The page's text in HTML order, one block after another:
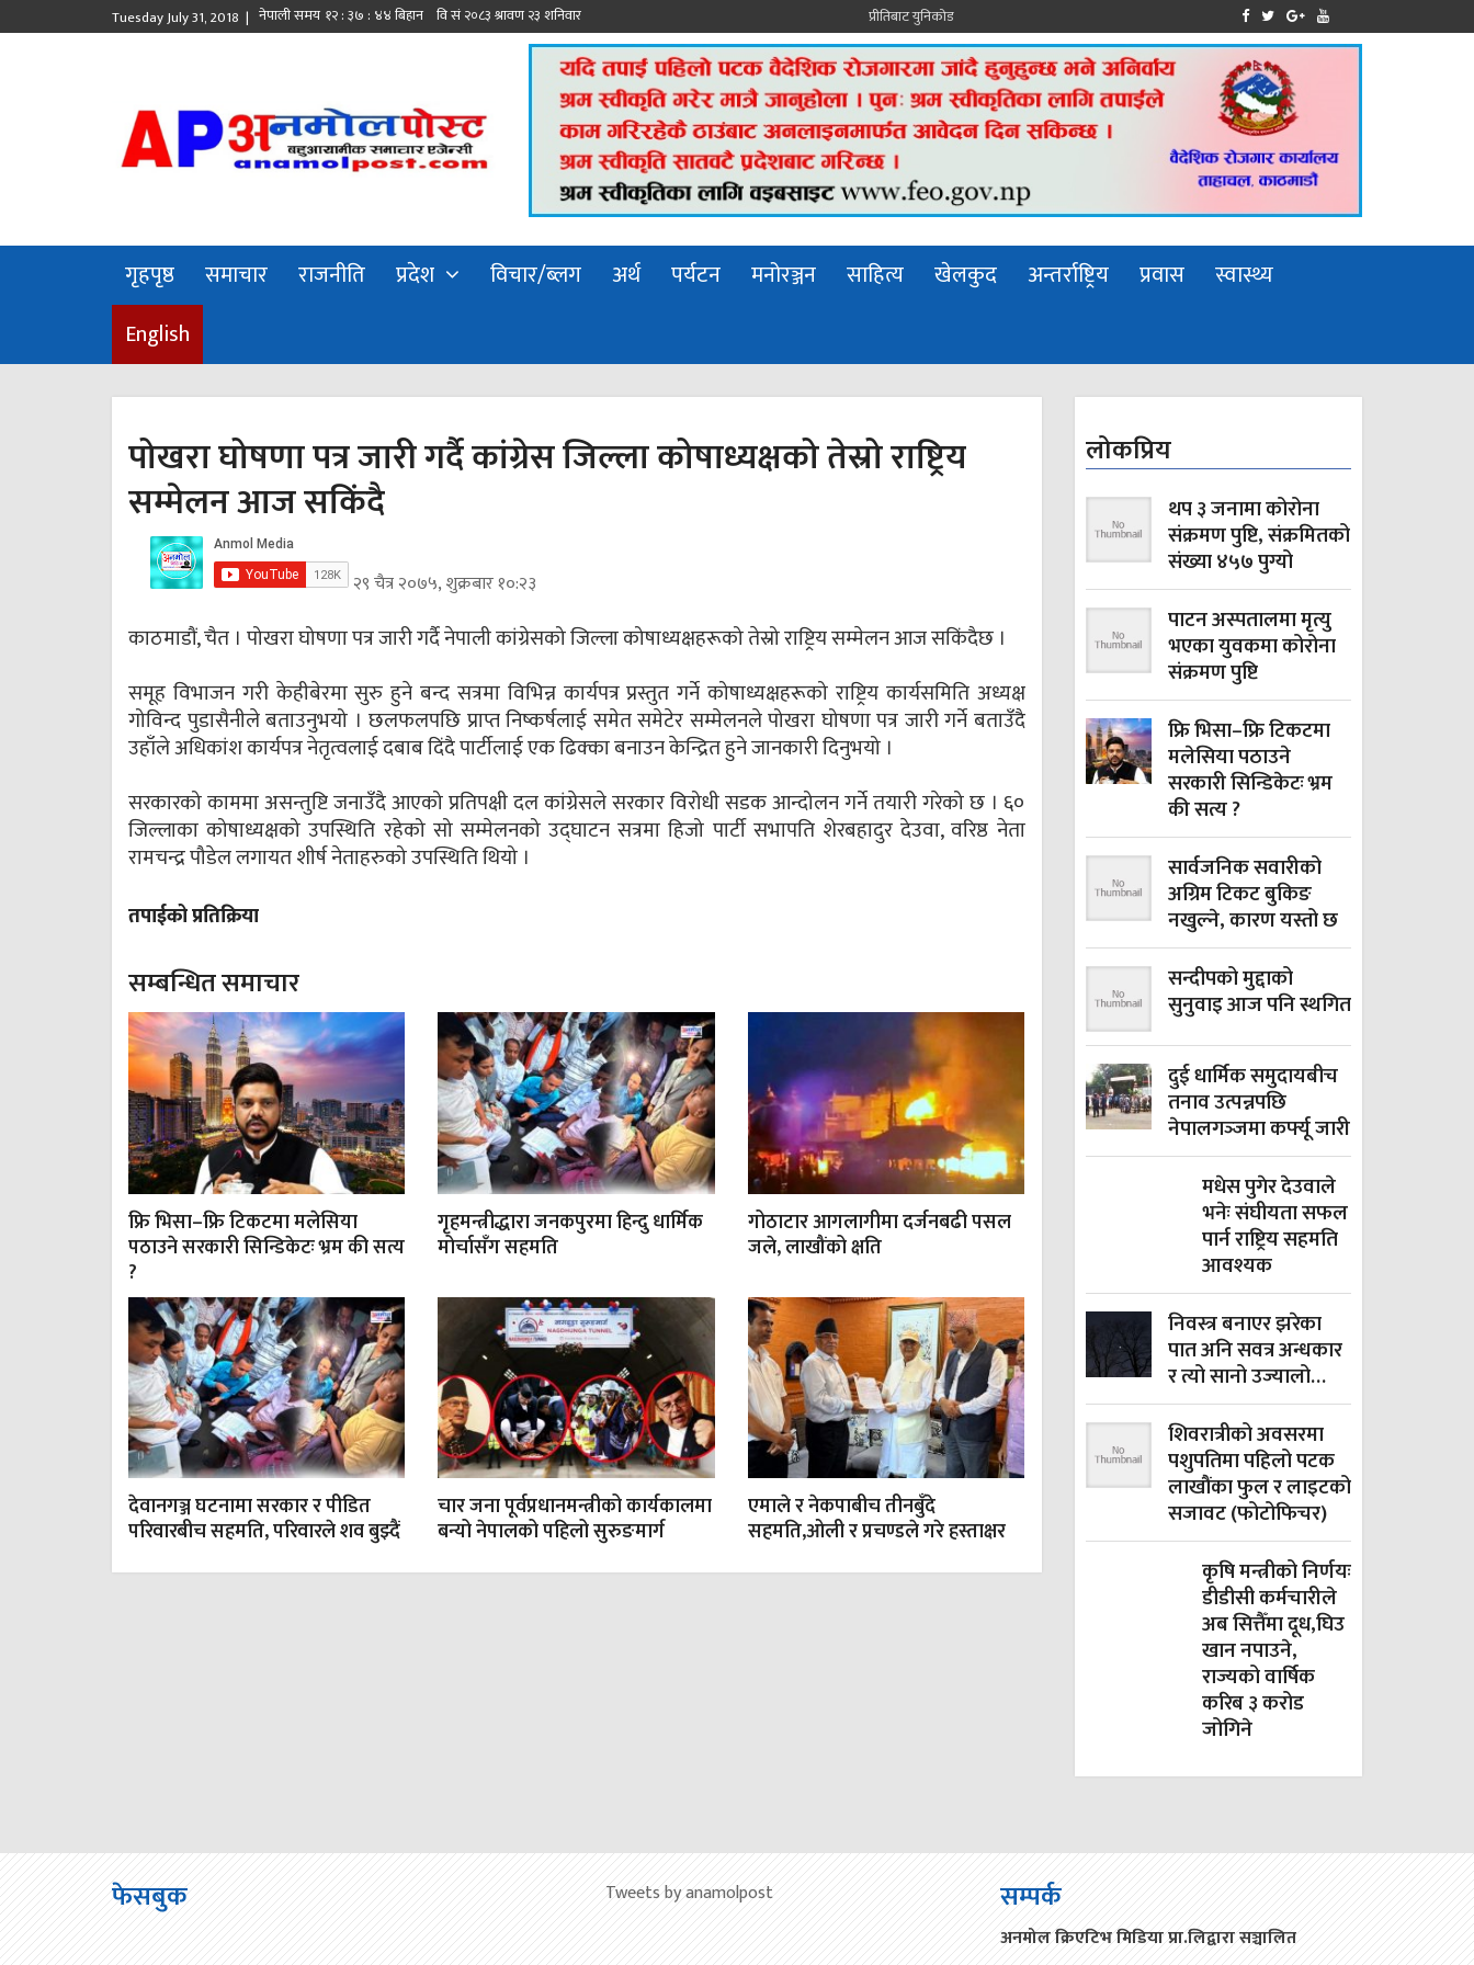
Tuesday July 31, 2018 | प्रीतिबाट युनिकोड
गृहपृष्ठ समाचार राजनीति प्रदेश विचार/ब्लग अर्थ पर्यटन मनोरञ्जन साहित्य खेलकुद अन्तर्राष्ट्रिय प्रवास
स्वास्थ्य
English
पोखरा घोषणा पत्र जारी गर्दै कांग्रेस जिल्ला कोषाध्यक्षको तेस्रो राष्ट्रिय
सम्मेलन आज सकिंदै
२९ चैत्र २०७५, शुक्रबार १०:२३
काठमाडौं, चैत । पोखरा घोषणा पत्र जारी गर्दै नेपाली कांग्रेसको जिल्ला कोषाध्यक्षहरूको तेस्रो राष्ट्रिय सम्मेलन आज सकिंदैछ ।
समूह विभाजन गरी केहीबेरमा सुरु हुने बन्द सत्रमा विभिन्न कार्यपत्र प्रस्तुत गर्ने कोषाध्यक्षहरूको राष्ट्रिय कार्यसमिति अध्यक्ष
गोविन्द पुडासैनीले बताउनुभयो । छलफलपछि प्राप्त निष्कर्षलाई समेत समेटेर सम्मेलनले पोखरा घोषणा पत्र जारी गर्ने बताउँदै
उहाँले अधिकांश कार्यपत्र नेतृत्वलाई दबाब दिंदै पार्टीलाई एक ढिक्का बनाउन केन्द्रित हुने जानकारी दिनुभयो ।
सरकारको काममा असन्तुष्टि जनाउँदै आएको प्रतिपक्षी दल कांग्रेसले सरकार विरोधी सडक आन्दोलन गर्ने तयारी गरेको छ । ६०
जिल्लाका कोषाध्यक्षको उपस्थिति रहेको सो सम्मेलनको उद्घाटन सत्रमा हिजो पार्टी सभापति शेरबहादुर देउवा, वरिष्ठ नेता
रामचन्द्र पौडेल लगायत शीर्ष नेताहरुको उपस्थिति थियो ।
तपाईको प्रतिक्रिया
सम्बन्धित समाचार
फ्रि भिसा–फ्रि टिकटमा मलेसिया
पठाउने सरकारी सिन्डिकेटः भ्रम की सत्य
?
गृहमन्त्रीद्धारा जनकपुरमा हिन्दु धार्मिक
मोर्चासँग सहमति
गोठाटार आगलागीमा दर्जनबढी पसल
जले, लाखौंको क्षति
देवानगञ्ज घटनामा सरकार र पीडित
परिवारबीच सहमति, परिवारले शव बुझ्दैं
चार जना पूर्वप्रधानमन्त्रीको कार्यकालमा
बन्यो नेपालको पहिलो सुरुङमार्ग
एमाले र नेकपाबीच तीनबुँदे
सहमति,ओली र प्रचण्डले गरे हस्ताक्षर
लोकप्रिय
थप ३ जनामा कोरोना
संक्रमण पुष्टि, संक्रमितको
संख्या ४५७ पुग्यो
पाटन अस्पतालमा मृत्यु
भएका युवकमा कोरोना
संक्रमण पुष्टि
फ्रि भिसा–फ्रि टिकटमा
मलेसिया पठाउने
सरकारी सिन्डिकेटः भ्रम
की सत्य ?
सार्वजनिक सवारीको
अग्रिम टिकट बुकिङ
नखुल्ने, कारण यस्तो छ
सन्दीपको मुद्दाको
सुनुवाइ आज पनि स्थगित
दुई धार्मिक समुदायबीच
तनाव उत्पन्नपछि
नेपालगञ्‍जमा कर्फ्यू जारी
मधेस पुगेर देउवाले
भनेः संघीयता सफल
पार्न राष्ट्रिय सहमति
आवश्यक
निवस्त्र बनाएर झरेका
पात अनि सवत्र अन्धकार
र त्यो सानो उज्यालो…
शिवरात्रीको अवसरमा
पशुपतिमा पहिलो पटक
लाखौंका फुल र लाइटको
सजावट (फोटोफिचर)
कृषि मन्त्रीको निर्णयः
डीडीसी कर्मचारीले
अब सित्तैँमा दूध,घिउ
खान नपाउने,
राज्यको वार्षिक
करिब ३ करोड
जोगिने
फेसबुक Tweets by anamolpost सम्पर्क
अनमोल क्रिएटिभ मिडिया प्रा.लिद्वारा सञ्चालित